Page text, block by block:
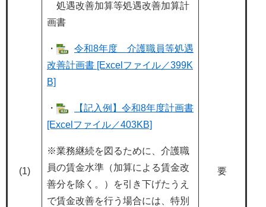
(1)
処遇改善加算等処遇改善加算計
画書
・
令和8年度 介護職員等処遇
改善計画書 [Excelファイル／399K
B]
・
【記入例】令和8年度計画書
[Excelファイル／403KB]
※業務継続を図るために、介護職
員の賃金水準（加算による賃金改
善分を除く。）を引き下げたうえ
で賃金改善を行う場合には、特別
要